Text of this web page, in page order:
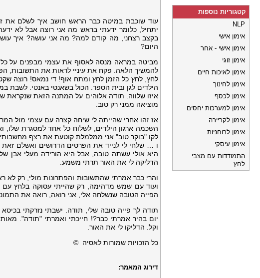
עוד שוכבת במיטה כבר הראש חושב איך לשלם את
יתחיל, כלומר ידעתי בראש מה אני רוצה אבל לא
בקצב רצחני, מה קודם למה? מה אני עושה? איך
היום?
מביטה במראה מנסה לאסוף את עצמי מבפנים על כל
להמשיך הלאה. פקח את עיניי לראות את התשובות,
לחץ, לחץ כל הזמן לחץ ומתח אוף! די נמאס! רוצה
הילדים לגן ובית הספר. הכול בשאנטי באנטי. לשבת
איזו שלווה. תודה אלוהים על המתנה הזאת
מוציאה ממני רק טוב.
אז זהו אחרי שהייתה לי שיחה קצרה עם עצמי מול
השכמה ארגון הילדים, לשלוח כל אחד למסגרת שלו,
לקו "בוקר טוב" אני ממלמלת קוטעת את רצף
ו … שלחי לי לנייד את הפרטים הדרושים ואשלם
היא אולי עשתה טובה, אבל היא הורידה מעלי אבן
הדליקה לי את האור תרתי משמע.
והרי כבר אמרתי שהתשובות והפתרונות מולי, רק לא
ועוד עם שמש מדהימה, רק שהייתי עסוקה בלחץ עם
הפייה הטובה שנשלחה אלי, אני רואה, רואה את
תודה לך פייה טובה שלי, תודה. ישבתי נזרקתי
יום בהיר אמרתי כבר?! חייכתי ואמרתי "תודה".
וקל. הדליקו לי את האור.
כל הזכויות שמורות לאסיה ©
דירוג המאמר:
קטגוריות נוספות
NLP
אימון אישי
אימון אישי - אחר
אימון זוגי
אימון לאיכות חיים
אימון לחינוך
אימון לכסף
אימון למערכות יחסים
אימון לקריירה
אימון לרוחניות
אימון עיסקי
התמודדות עם מצבי
לחץ